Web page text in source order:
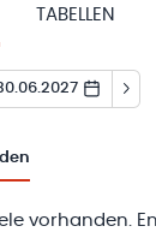
TABELLEN
vorhanden.